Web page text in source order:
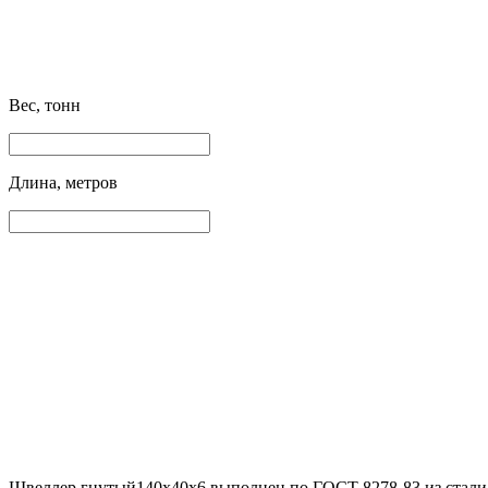
Вес, тонн
Длина, метров